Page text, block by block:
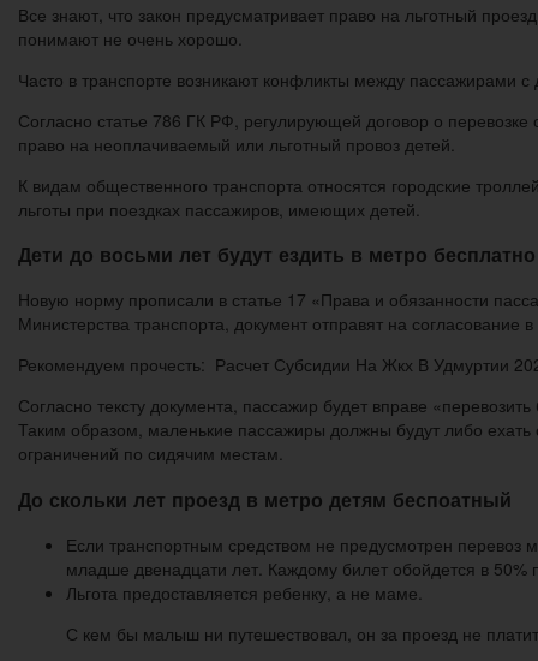
Все знают, что закон предусматривает право на льготный
понимают не очень хорошо.
Часто в транспорте возникают конфликты между пассажирами
Согласно статье 786 ГК РФ, регулирующей договор о
право на неоплачиваемый или льготный провоз детей.
К видам общественного транспорта относятся городские
льготы при поездках пассажиров, имеющих детей.
Дети до восьми лет будут ездить в метро бесплатно
Новую норму прописали в статье 17 «Права и обязанности
Министерства транспорта, документ отправят на согласование
Рекомендуем прочесть: Расчет Субсидии На Жкх В Удмуртии
Согласно тексту документа, пассажир будет вправе
Таким образом, маленькие пассажиры должны будут либо
ограничений по сидячим местам.
До скольки лет проезд в метро детям беспоатный
Если транспортным средством не предусмотрен перевоз
младше двенадцати лет. Каждому билет обойдется в 50%
Льгота предоставляется ребенку, а не маме.
С кем бы малыш ни путешествовал, он за проезд не